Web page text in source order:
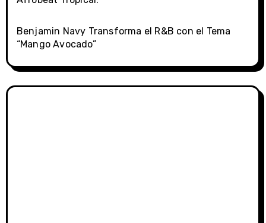
Benjamin Navy Transforma el R&B con el Tema
“Mango Avocado”